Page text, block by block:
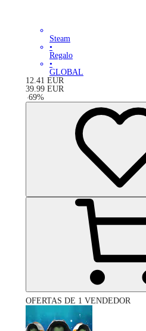
Steam
•
Regalo
•
GLOBAL
12.41 EUR
39.99 EUR
-69%
OFERTAS DE 1 VENDEDOR